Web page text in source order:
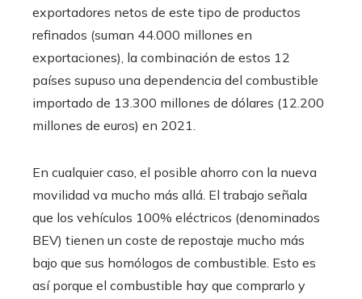
exportadores netos de este tipo de productos
refinados (suman 44.000 millones en
exportaciones), la combinación de estos 12
países supuso una dependencia del combustible
importado de 13.300 millones de dólares (12.200
millones de euros) en 2021.
En cualquier caso, el posible ahorro con la nueva
movilidad va mucho más allá. El trabajo señala
que los vehículos 100% eléctricos (denominados
BEV) tienen un coste de repostaje mucho más
bajo que sus homólogos de combustible. Esto es
así porque el combustible hay que comprarlo y